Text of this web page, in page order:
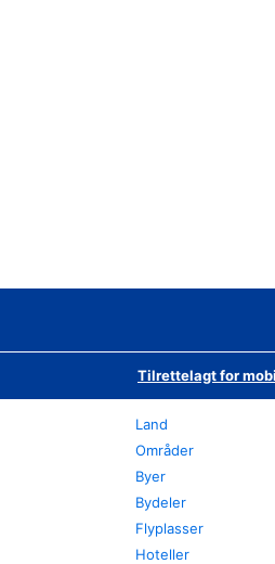
Tilrettelagt for
Land
Områder
Byer
Bydeler
Flyplasser
Hoteller